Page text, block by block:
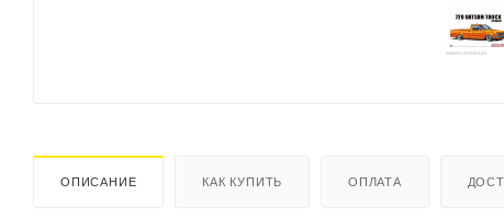
ОПИСАНИЕ КАК КУПИТЬ ОПЛАТА